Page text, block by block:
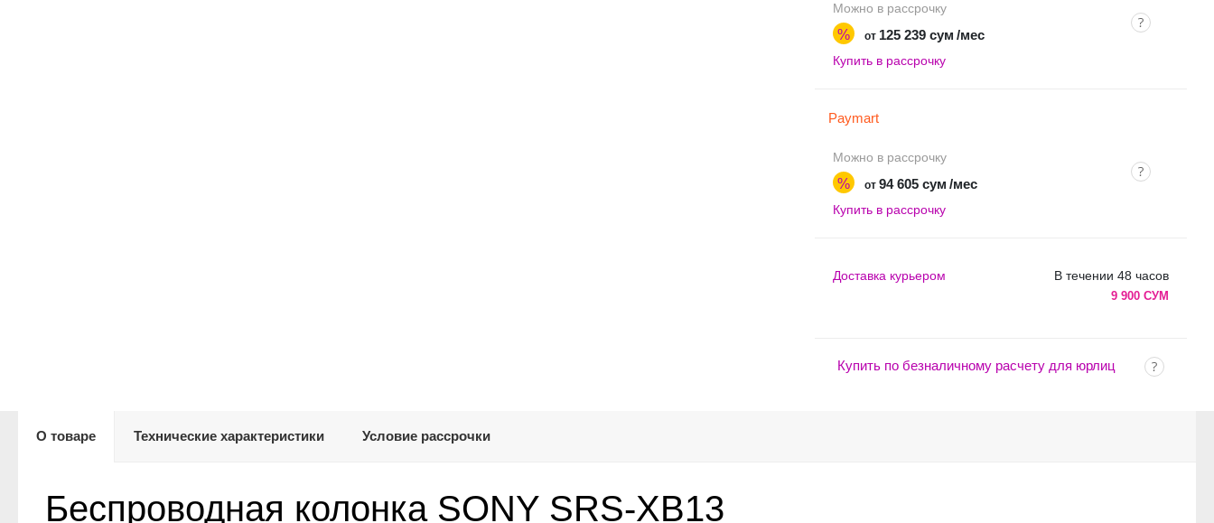
Можно в рассрочку
% от 125 239 сум /мес
Купить в рассрочку
Paymart
Можно в рассрочку
% от 94 605 сум /мес
Купить в рассрочку
Доставка курьером В течении 48 часов
9 900 СУМ
Купить по безналичному расчету для юрлиц
О товаре Технические характеристики Условие рассрочки
Беспроводная колонка SONY SRS-XB13